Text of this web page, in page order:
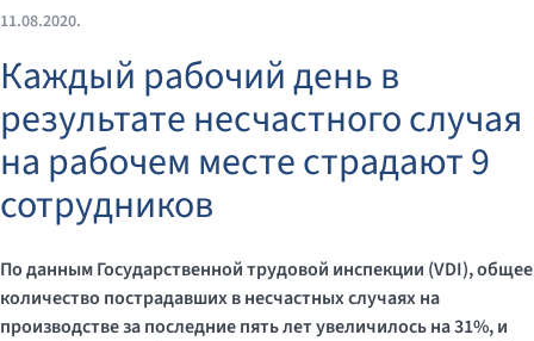
11.08.2020.
Каждый рабочий день в
результате несчастного случая
на рабочем месте страдают 9
сотрудников
По данным Государственной трудовой инспекции (VDI), общее
количество пострадавших в несчастных случаях на
производстве за последние пять лет увеличилось на 31%, и